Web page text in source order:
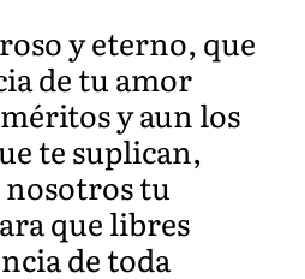
y eterno, que
de tu amor
y aun los
te suplican,
nosotros tu
que libres
de toda